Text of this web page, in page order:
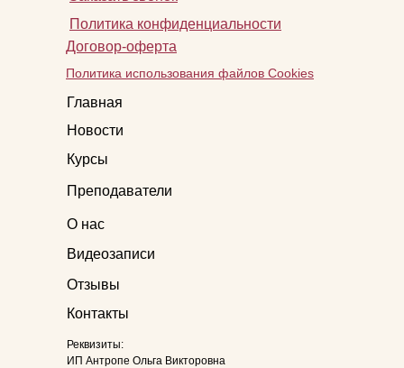
Главная
Новости
Курсы
Преподаватели
Видеозаписи
Отзывы
Контакты
Политика конфиденциальности
О нас
Договор-оферта
Политика использования файлов Cookies
Реквизиты:
ИП Антропе Ольга Викторовна